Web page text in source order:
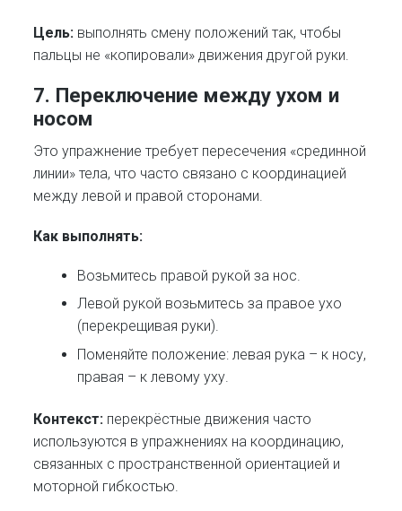
Цель: выполнять смену положений так, чтобы
пальцы не «копировали» движения другой руки.
7. Переключение между ухом и
носом
Это упражнение требует пересечения «срединной
линии» тела, что часто связано с координацией
между левой и правой сторонами.
Как выполнять:
Возьмитесь правой рукой за нос.
Левой рукой возьмитесь за правое ухо
(перекрещивая руки).
Поменяйте положение: левая рука – к носу,
правая – к левому уху.
Контекст: перекрёстные движения часто
используются в упражнениях на координацию,
связанных с пространственной ориентацией и
моторной гибкостью.